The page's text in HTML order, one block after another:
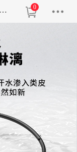
SOOPii首佩骨传导无线蓝牙运动耳机M20 0